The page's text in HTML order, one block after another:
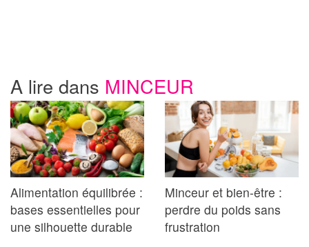
A lire dans MINCEUR
Alimentation équilibrée :
bases essentielles pour
une silhouette durable
Minceur et bien-être :
perdre du poids sans
frustration